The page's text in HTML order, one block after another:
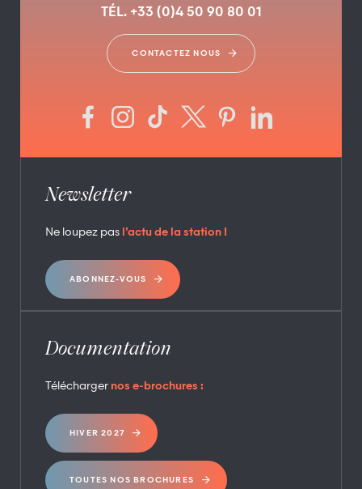
TÉL. +33 (0)4 50 90 80 01
CONTACTEZ NOUS
Newsletter
Ne loupez pas l’actu de la station !
ABONNEZ-VOUS
Documentation
Télécharger nos e-brochures :
HIVER 2027
TOUTES NOS BROCHURES